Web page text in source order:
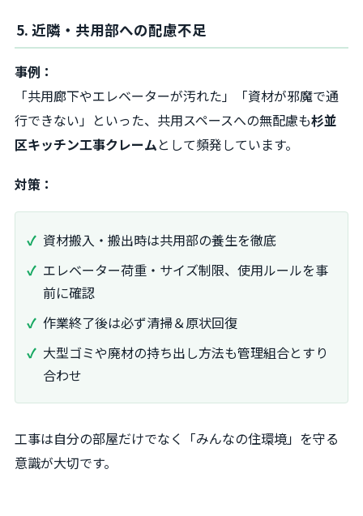
5. 近隣・共用部への配慮不足
事例：
「共用廊下やエレベーターが汚れた」「資材が邪魔で通
行できない」といった、共用スペースへの無配慮も杉並
区キッチン工事クレームとして頻発しています。
対策：
資材搬入・搬出時は共用部の養生を徹底
エレベーター荷重・サイズ制限、使用ルールを事
前に確認
作業終了後は必ず清掃＆原状回復
大型ゴミや廃材の持ち出し方法も管理組合とすり
合わせ
工事は自分の部屋だけでなく「みんなの住環境」を守る
意識が大切です。